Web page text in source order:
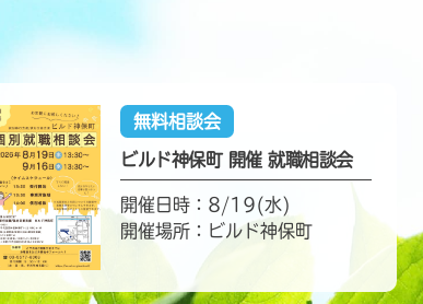
無料相談会
ビルド神保町 開催 就職相談会
開催日時：8/19(水)
開催場所：ビルド神保町